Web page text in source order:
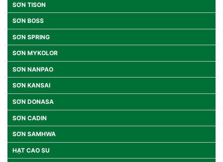
SƠN TISON
SƠN BOSS
SƠN SPRING
SƠN MYKOLOR
SƠN NANPAO
SƠN KANSAI
SƠN DONASA
SƠN CADIN
SƠN SAMHWA
HẠT CAO SU